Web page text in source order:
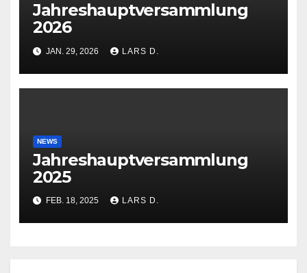
Jahreshauptversammlung
2026
JAN. 29, 2026 LARS D.
NEWS
Jahreshauptversammlung
2025
FEB. 18, 2025 LARS D.